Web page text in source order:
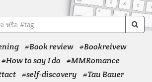
#Book review #Bookreivew
#How to say I do
#MMRomance
#self-discovery
#Tau Bauer